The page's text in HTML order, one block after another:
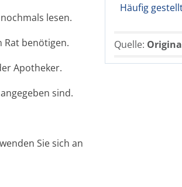
Häufig
Quelle:
lesen.
Rat benötigen.
Apotheker.
sind.
Sie sich an